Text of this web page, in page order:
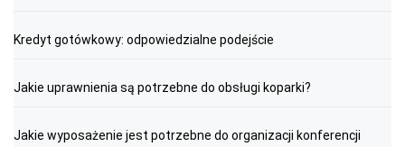
Kredyt gotówkowy: odpowiedzialne podejście
Jakie uprawnienia są potrzebne do obsługi koparki?
Jakie wyposażenie jest potrzebne do organizacji konferencji